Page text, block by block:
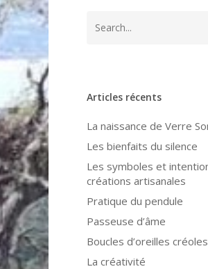
Articles récents
La naissance de Verre
Les bienfaits du silence
Les symboles et
créations artisanales
Pratique du pendule
Passeuse d’âme
Boucles d’oreilles créoles
La créativité